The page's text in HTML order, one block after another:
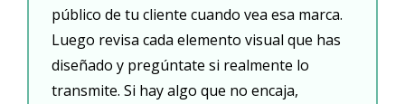
público de tu cliente cuando vea esa marca.
Luego revisa cada elemento visual que has
diseñado y pregúntate si realmente lo
transmite. Si hay algo que no encaja,